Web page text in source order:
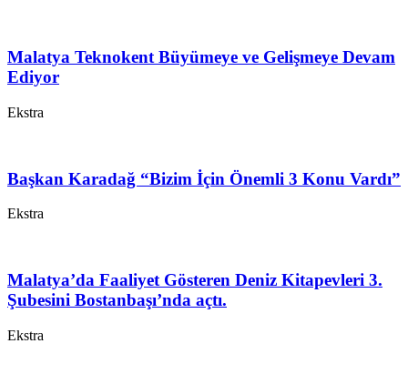
Malatya Teknokent Büyümeye ve Gelişmeye Devam
Ediyor
Ekstra
Başkan Karadağ “Bizim İçin Önemli 3 Konu Vardı”
Ekstra
Malatya’da Faaliyet Gösteren Deniz Kitapevleri 3.
Şubesini Bostanbaşı’nda açtı.
Ekstra